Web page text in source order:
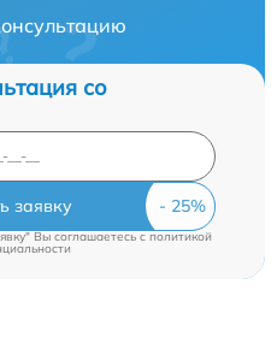
со
заявку
Вы соглашаетесь cполитикой